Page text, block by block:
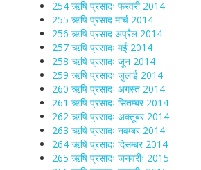
254 ऋषि प्रसादः फरवरी 2014
255 ऋषि प्रसाद मार्च 2014
256 ऋषि प्रसाद अप्रैल 2014
257 ऋषि प्रसादः मई 2014
258 ऋषि प्रसादः जून 2014
259 ऋषि प्रसादः जुलाई 2014
260 ऋषि प्रसादः अगस्त 2014
261 ऋषि प्रसादः सितम्बर 2014
262 ऋषि प्रसादः अक्तूबर 2014
263 ऋषि प्रसादः नवम्बर 2014
264 ऋषि प्रसादः दिसम्बर 2014
265 ऋषि प्रसादः जनवरीः 2015